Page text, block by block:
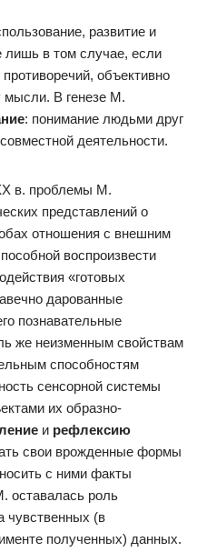
развитие и
лишь в том случае, если
объективно
мысли. В генезе М.
: понимание людьми друг
деятельности.
в. проблемы М.
представлений о
отношения с внешним
воспроизвести
«готовых
дарованные
познавательные
же неизменным свойствам
способностям
сенсорной системы
их образно-
и рефлексию
свои врожденные формы
с ними факты
оставалась роль
чувственных (в
полученных) данных.